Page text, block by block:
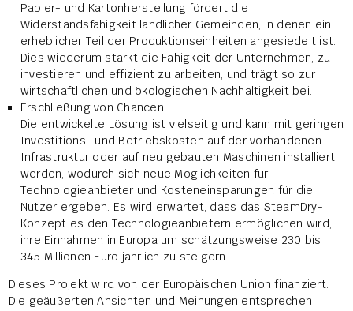
Papier- und Kartonherstellung fördert die
Widerstandsfähigkeit ländlicher Gemeinden, in denen ein
erheblicher Teil der Produktionseinheiten angesiedelt ist.
Dies wiederum stärkt die Fähigkeit der Unternehmen, zu
investieren und effizient zu arbeiten, und trägt so zur
wirtschaftlichen und ökologischen Nachhaltigkeit bei.
Erschließung von Chancen:
Die entwickelte Lösung ist vielseitig und kann mit geringen
Investitions- und Betriebskosten auf der vorhandenen
Infrastruktur oder auf neu gebauten Maschinen installiert
werden, wodurch sich neue Möglichkeiten für
Technologieanbieter und Kosteneinsparungen für die
Nutzer ergeben. Es wird erwartet, dass das SteamDry-
Konzept es den Technologieanbietern ermöglichen wird,
ihre Einnahmen in Europa um schätzungsweise 230 bis
345 Millionen Euro jährlich zu steigern.
Dieses Projekt wird von der Europäischen Union finanziert.
Die geäußerten Ansichten und Meinungen entsprechen